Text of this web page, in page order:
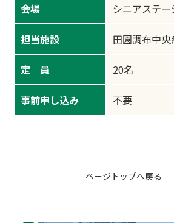
会場 シニアステ
担当施設 田園調布中央
定 員 20名
事前申し込み 不要
ページトップへ戻る